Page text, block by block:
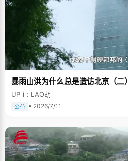
暴雨山洪为什么总是造访北京（二）
UP主: LAO胡
公益 • 2026/7/11